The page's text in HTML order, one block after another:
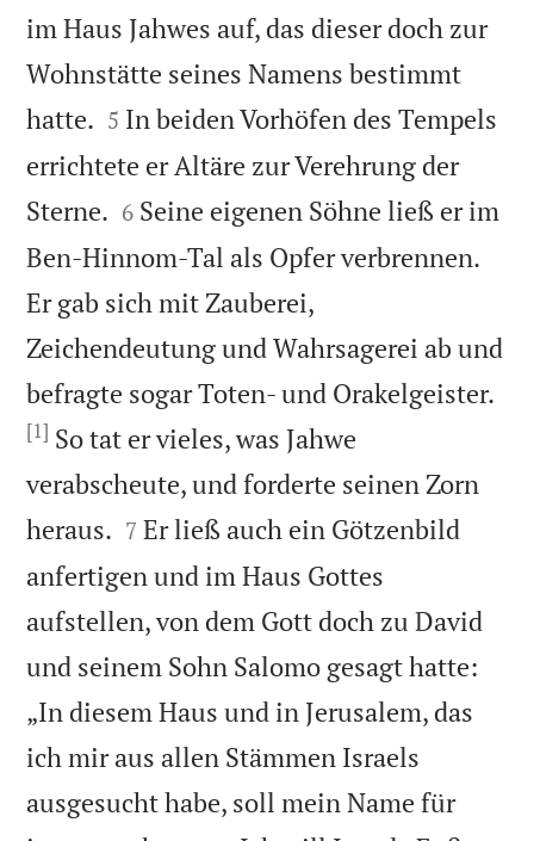
im Haus Jahwes auf, das dieser doch zur
Wohnstätte seines Namens bestimmt
hatte. 

5 In beiden Vorhöfen des Tempels
errichtete er Altäre zur Verehrung der
Sterne. 

6 Seine eigenen Söhne ließ er im
Ben-Hinnom-Tal als Opfer verbrennen.
Er gab sich mit Zauberei,
Zeichendeutung und Wahrsagerei ab und
befragte sogar Toten- und Orakelgeister.
[1] So tat er vieles, was Jahwe
verabscheute, und forderte seinen Zorn
heraus. 

7 Er ließ auch ein Götzenbild
anfertigen und im Haus Gottes
aufstellen, von dem Gott doch zu David
und seinem Sohn Salomo gesagt hatte:
„In diesem Haus und in Jerusalem, das
ich mir aus allen Stämmen Israels
ausgesucht habe, soll mein Name für